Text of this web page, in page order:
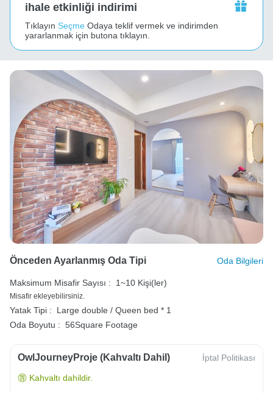
ihale etkinliği indirimi
Tıklayın Seçme Odaya teklif vermek ve indirimden
yararlanmak için butona tıklayın.
Önceden Ayarlanmış Oda Tipi Oda Bilgileri
Maksimum Misafir Sayısı : 1~10 Kişi(ler)
Misafir ekleyebilirsiniz.
Yatak Tipi :
Large double / Queen bed * 1
Oda Boyutu : 56Square Footage
OwlJourneyProje (Kahvaltı Dahil) İptal Politikası
Kahvaltı dahildir.